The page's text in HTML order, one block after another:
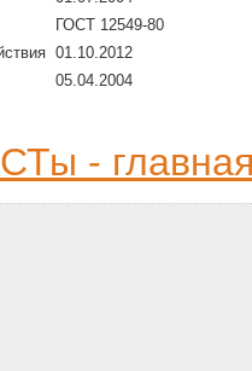
ГОСТ 12549-80
01.10.2012
05.04.2004
-